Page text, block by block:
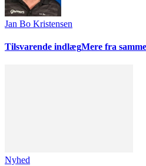
Jan Bo Kristensen
Tilsvarende indlægMere fra
Nyhed